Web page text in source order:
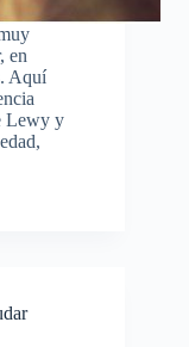
en
Aquí
Lewy y